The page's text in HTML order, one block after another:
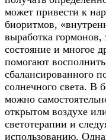
может привести к
биоритмов,
выработка
состояние и многое
помогают
сбалансированного
солнечного света. В
можно
открытом воздухе
светотерапии и
использованию.